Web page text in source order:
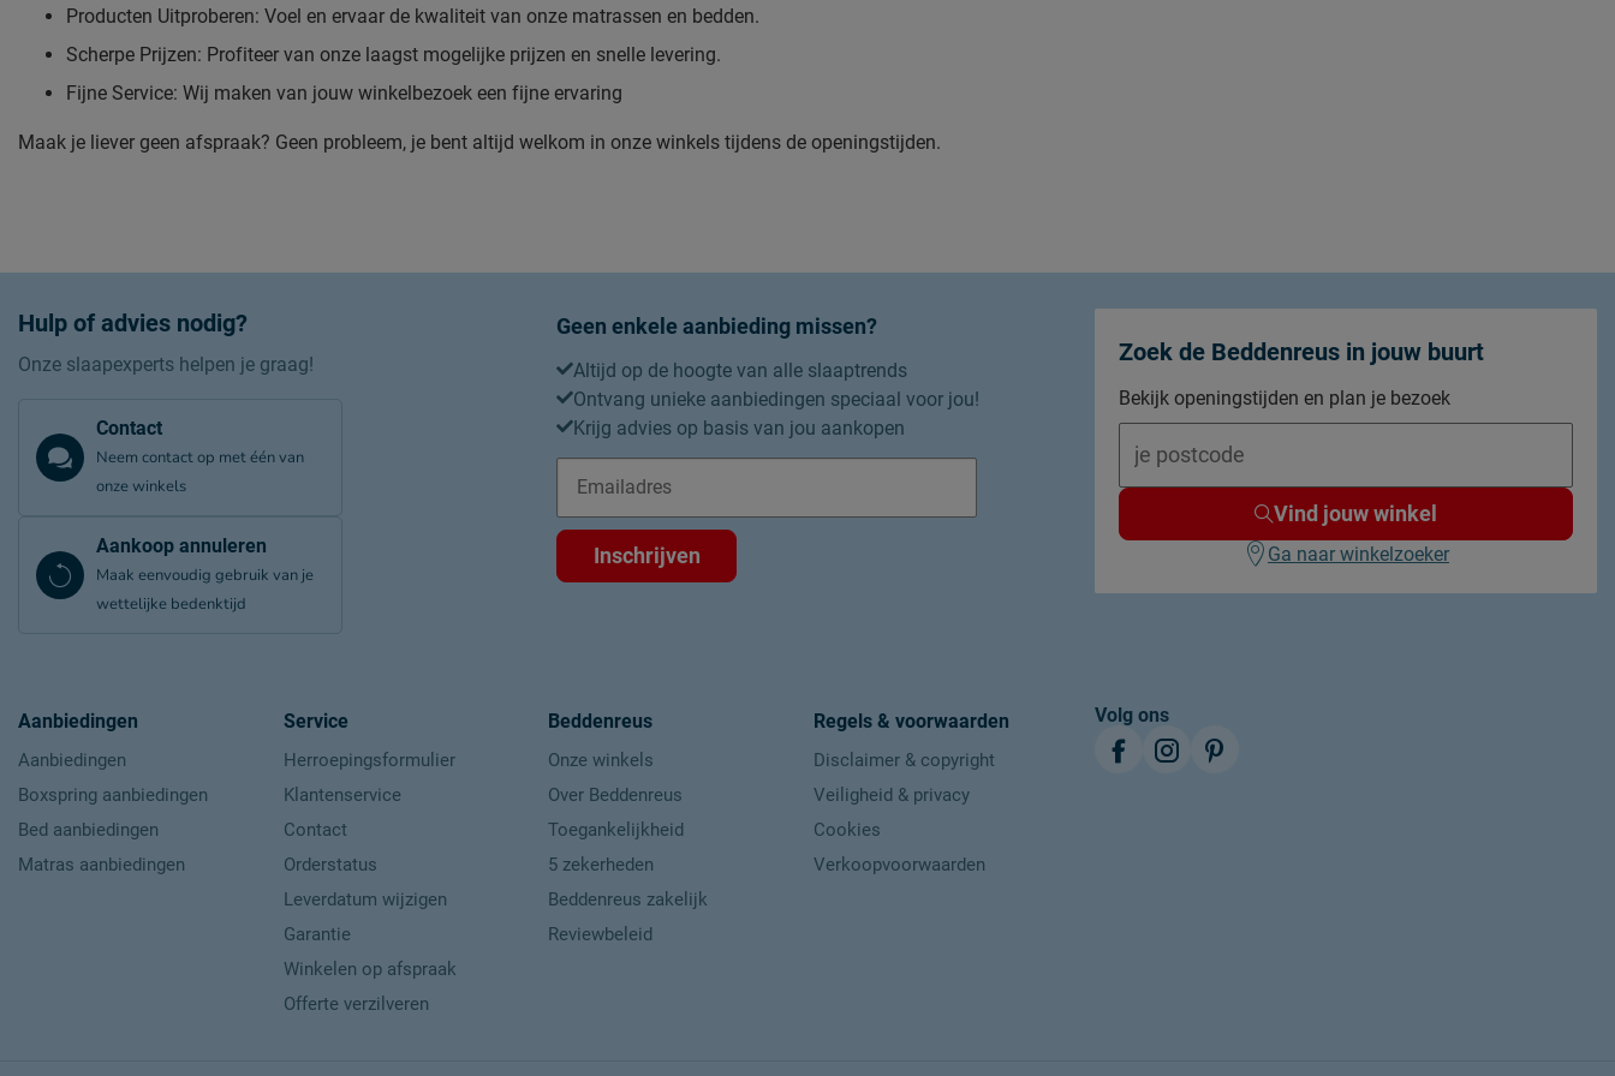
Producten Uitproberen: Voel en ervaar de kwaliteit van onze matrassen en bedden.
Scherpe Prijzen: Profiteer van onze laagst mogelijke prijzen en snelle levering.
Fijne Service: Wij maken van jouw winkelbezoek een fijne ervaring
Maak je liever geen afspraak? Geen probleem, je bent altijd welkom in onze winkels tijdens de openingstijden.
Hulp of advies nodig?
Onze slaapexperts helpen je graag!
Contact
Neem contact op met één van
onze winkels
Aankoop annuleren
Maak eenvoudig gebruik van je
wettelijke bedenktijd
Geen enkele aanbieding missen?
Altijd op de hoogte van alle slaaptrends
Ontvang unieke aanbiedingen speciaal voor jou!
Krijg advies op basis van jou aankopen
Inschrijven
Zoek de Beddenreus in jouw buurt
Bekijk openingstijden en plan je bezoek
Vind jouw winkel
Ga naar winkelzoeker
Aanbiedingen
Aanbiedingen
Boxspring aanbiedingen
Bed aanbiedingen
Matras aanbiedingen
Service
Herroepingsformulier
Klantenservice
Contact
Orderstatus
Leverdatum wijzigen
Garantie
Winkelen op afspraak
Offerte verzilveren
Beddenreus
Onze winkels
Over Beddenreus
Toegankelijkheid
5 zekerheden
Beddenreus zakelijk
Reviewbeleid
Regels & voorwaarden
Disclaimer & copyright
Veiligheid & privacy
Cookies
Verkoopvoorwaarden
Volg ons